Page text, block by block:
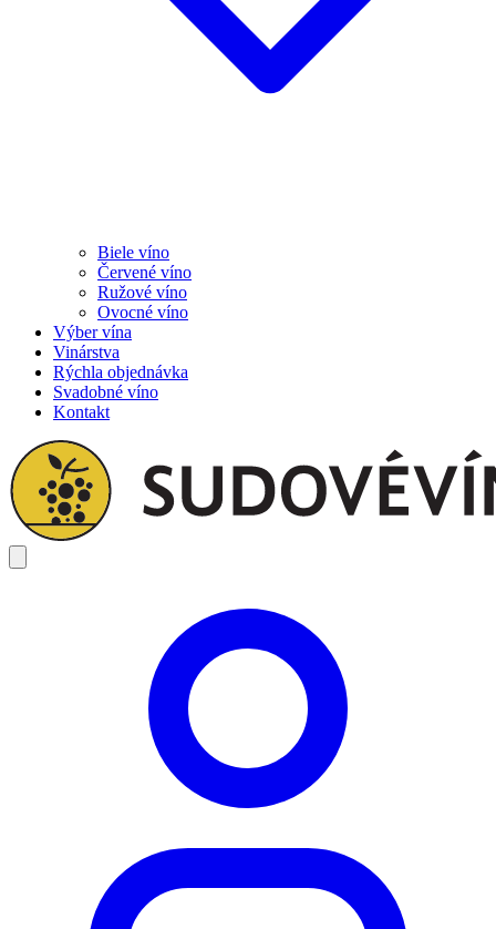
Biele víno
Červené víno
Ružové víno
Ovocné víno
Výber vína
Vinárstva
Rýchla objednávka
Svadobné víno
Kontakt